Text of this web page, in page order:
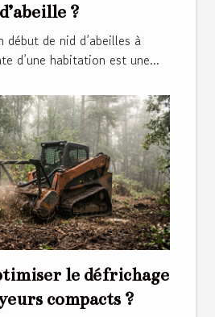
?
début de nid d’abeilles à
d’une habitation est une...
le défrichage
compacts ?